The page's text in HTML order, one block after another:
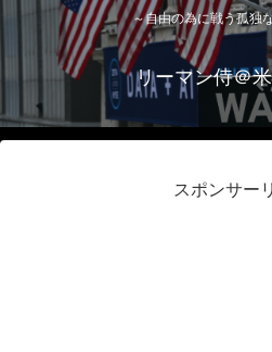
～自由の為に戦う孤独
リーマン侍＠
スポンサー